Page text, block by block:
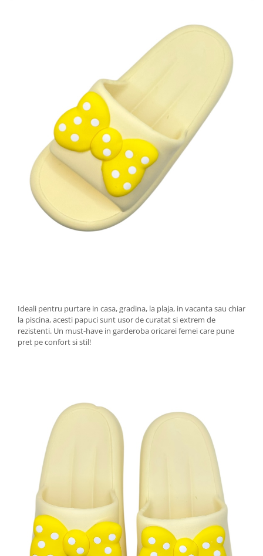
Ideali pentru purtare in casa, gradina, la plaja, in vacanta sau chiar
la piscina, acesti papuci sunt usor de curatat si extrem de
rezistenti. Un must-have in garderoba oricarei femei care pune
pret pe confort si stil!